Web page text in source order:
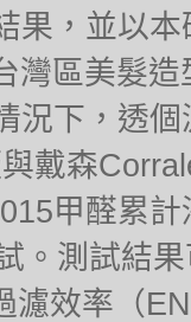
果，並以
灣區美髮
況下，透
戴森
甲醛累
。測試結
濾效率（